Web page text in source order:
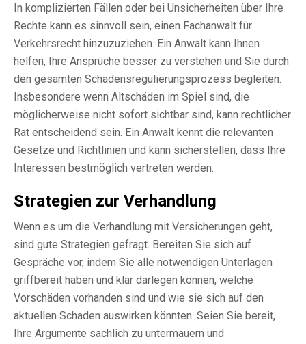
In komplizierten Fällen oder bei Unsicherheiten über Ihre
Rechte kann es sinnvoll sein, einen Fachanwalt für
Verkehrsrecht hinzuzuziehen. Ein Anwalt kann Ihnen
helfen, Ihre Ansprüche besser zu verstehen und Sie durch
den gesamten Schadensregulierungsprozess begleiten.
Insbesondere wenn Altschäden im Spiel sind, die
möglicherweise nicht sofort sichtbar sind, kann rechtlicher
Rat entscheidend sein. Ein Anwalt kennt die relevanten
Gesetze und Richtlinien und kann sicherstellen, dass Ihre
Interessen bestmöglich vertreten werden.
Strategien zur Verhandlung
Wenn es um die Verhandlung mit Versicherungen geht,
sind gute Strategien gefragt. Bereiten Sie sich auf
Gespräche vor, indem Sie alle notwendigen Unterlagen
griffbereit haben und klar darlegen können, welche
Vorschäden vorhanden sind und wie sie sich auf den
aktuellen Schaden auswirken könnten. Seien Sie bereit,
Ihre Argumente sachlich zu untermauern und